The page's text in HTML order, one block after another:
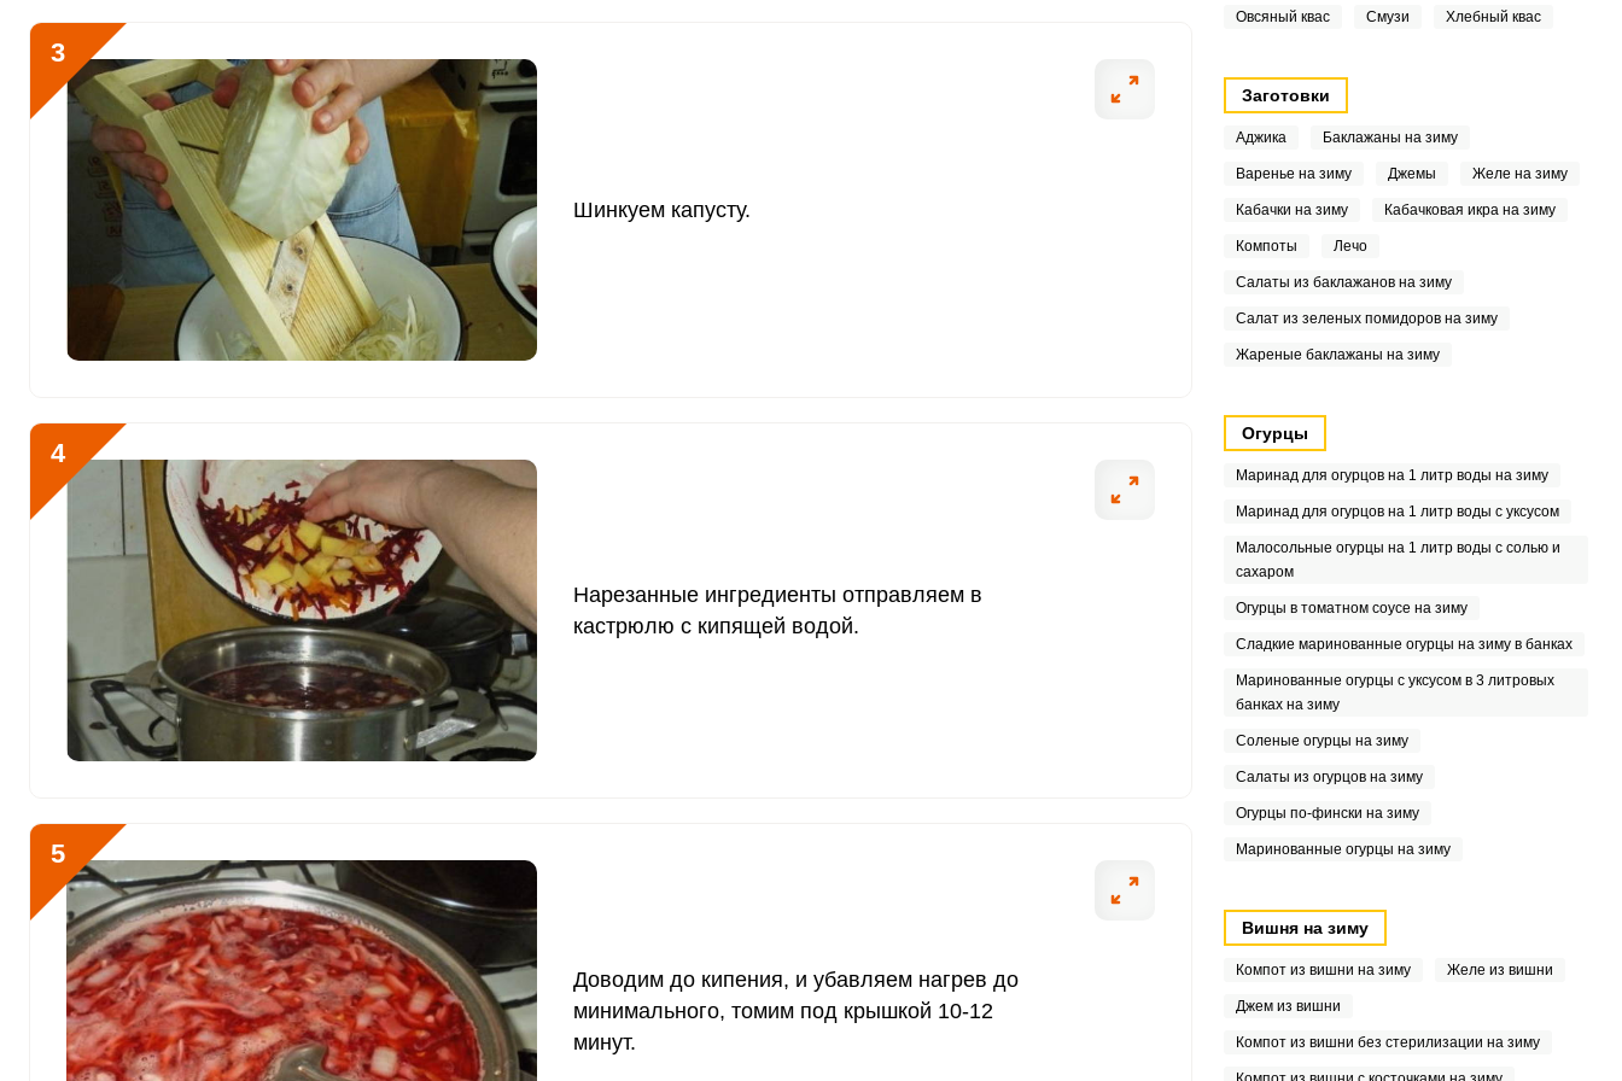
Алюминий
Железо 10.2 мг
26.2 мкг
Кобальт 39.7 мкг
235.2 мкг
Марганец 1.9 мкг
1100.4 мкг
Рубидий
Селен 3 мкг
Фтор 1152.4 мкг
33.6 мкг 50 мкг 3.3
Цинк 3.8 мг
635 мкг
Ванадий 516.3 мкг
3
Шинкуем капусту.
4
Нарезанные ингредиенты отправляем в
кастрюлю с кипящей водой.
5
Доводим до кипения, и убавляем нагрев до
минимального, томим под крышкой 10-12
минут.
Овсяный квас Смузи Хлебный квас
Заготовки
Аджика Баклажаны на зиму
Варенье на зиму Джемы Желе на зиму
Кабачки на зиму Кабачковая икра на зиму
Компоты Лечо
Салаты из баклажанов на зиму
Салат из зеленых помидоров на зиму
Жареные баклажаны на зиму
Огурцы
Маринад для огурцов на 1 литр воды на зиму
Маринад для огурцов на 1 литр воды с уксусом
Малосольные огурцы на 1 литр воды с солью и
сахаром
Огурцы в томатном соусе на зиму
Сладкие маринованные огурцы на зиму в банках
Маринованные огурцы с уксусом в 3 литровых
банках на зиму
Соленые огурцы на зиму
Салаты из огурцов на зиму
Огурцы по-фински на зиму
Маринованные огурцы на зиму
Вишня на зиму
Компот из вишни на зиму Желе из вишни
Джем из вишни
Компот из вишни без стерилизации на зиму